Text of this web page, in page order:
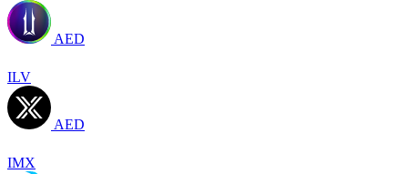
AED
ILV
AED
IMX